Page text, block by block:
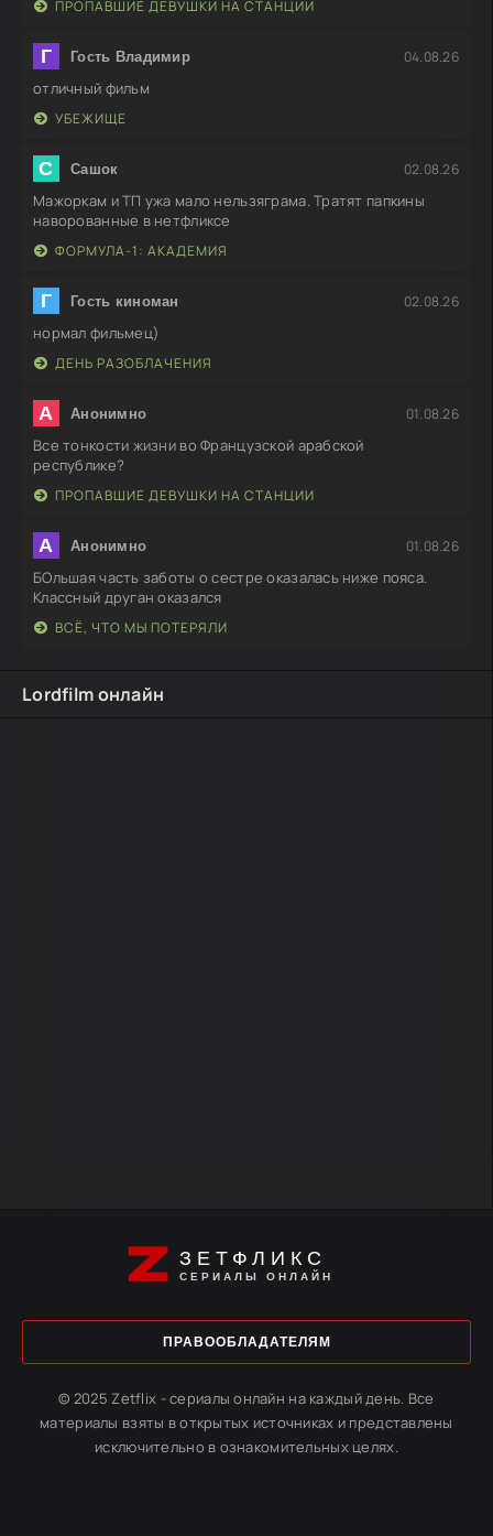
ПРОПАВШИЕ ДЕВУШКИ НА СТАНЦИИ
Г Гость Владимир 04.08.26
отличный фильм
УБЕЖИЩЕ
С Сашок 02.08.26
Мажоркам и ТП ужа мало нельзяграма. Тратят папкины
наворованные в нетфликсе
ФОРМУЛА-1: АКАДЕМИЯ
Г Гость киноман 02.08.26
нормал фильмец)
ДЕНЬ РАЗОБЛАЧЕНИЯ
А Анонимно 01.08.26
Все тонкости жизни во Французской арабской
республике?
ПРОПАВШИЕ ДЕВУШКИ НА СТАНЦИИ
А Анонимно 01.08.26
БОльшая часть заботы о сестре оказалась ниже пояса.
Классный друган оказался
ВСЁ, ЧТО МЫ ПОТЕРЯЛИ
Lordfilm онлайн
ЗЕТФЛИКС
СЕРИАЛЫ ОНЛАЙН
ПРАВООБЛАДАТЕЛЯМ
© 2025 Zetflix - сериалы онлайн на каждый день. Все
материалы взяты в открытых источниках и представлены
исключительно в ознакомительных целях.